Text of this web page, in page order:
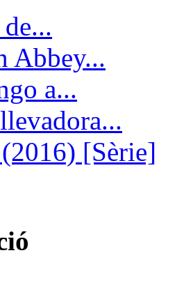
Abbey...
a...
[Sèrie]